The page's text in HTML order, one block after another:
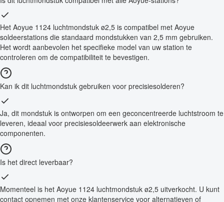
Het Aoyue 1124 luchtmondstuk ø2,5 is compatibel met Aoyue
soldeerstations die standaard mondstukken van 2,5 mm gebruiken.
Het wordt aanbevolen het specifieke model van uw station te
controleren om de compatibiliteit te bevestigen.
Kan ik dit luchtmondstuk gebruiken voor precisiesolderen?
Ja, dit mondstuk is ontworpen om een geconcentreerde luchtstroom te
leveren, ideaal voor precisiesoldeerwerk aan elektronische
componenten.
Is het direct leverbaar?
Momenteel is het Aoyue 1124 luchtmondstuk ø2,5 uitverkocht. U kunt
contact opnemen met onze klantenservice voor alternatieven of